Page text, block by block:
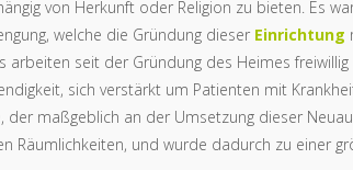
von Herkunft oder Religion zu bieten. Es
welche die Gründung dieser Einrichtung
arbeiten seit der Gründung des Heimes
sich verstärkt um Patienten mit
der maßgeblich an der Umsetzung dieser
Räumlichkeiten, und wurde dadurch zu einer